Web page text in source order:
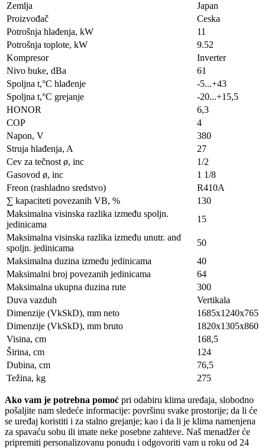
Zemlja
Japan
Proizvođač
Ceska
Potrošnja hlađenja, kW
11
Potrošnja toplote, kW
9.52
Kompresor
Inverter
Nivo buke, dBa
61
Spoljna t,°C hlađenje
-5...+43
Spoljna t,°C grejanje
-20...+15,5
HONOR
6,3
COP
4
Napon, V
380
Struja hlađenja, A
27
Cev za tečnost ø, inc
1/2
Gasovod ø, inc
1 1/8
Freon (rashladno sredstvo)
R410A
∑ kapaciteti povezanih VB, %
130
Maksimalna visinska razlika između spoljn.
jedinicama
15
Maksimalna visinska razlika između unutr. and
spoljn. jedinicama
50
Maksimalna duzina između jedinicama
40
Maksimalni broj povezanih jedinicama
64
Maksimalna ukupna duzina rute
300
Duva vazduh
Vertikala
Dimenzije (VkSkD), mm neto
1685x1240x765
Dimenzije (VkSkD), mm bruto
1820x1305x860
Visina, сm
168,5
Širina, сm
124
Dubina, сm
76,5
Težina, kg
275
Ako vam je potrebna pomoć pri odabiru klima uređaja, slobodno
pošaljite nam sledeće informacije: površinu svake prostorije; da li će
se uređaj koristiti i za stalno grejanje; kao i da li je klima namenjena
za spavaću sobu ili imate neke posebne zahteve. Naš menadžer će
pripremiti personalizovanu ponudu i odgovoriti vam u roku od 24